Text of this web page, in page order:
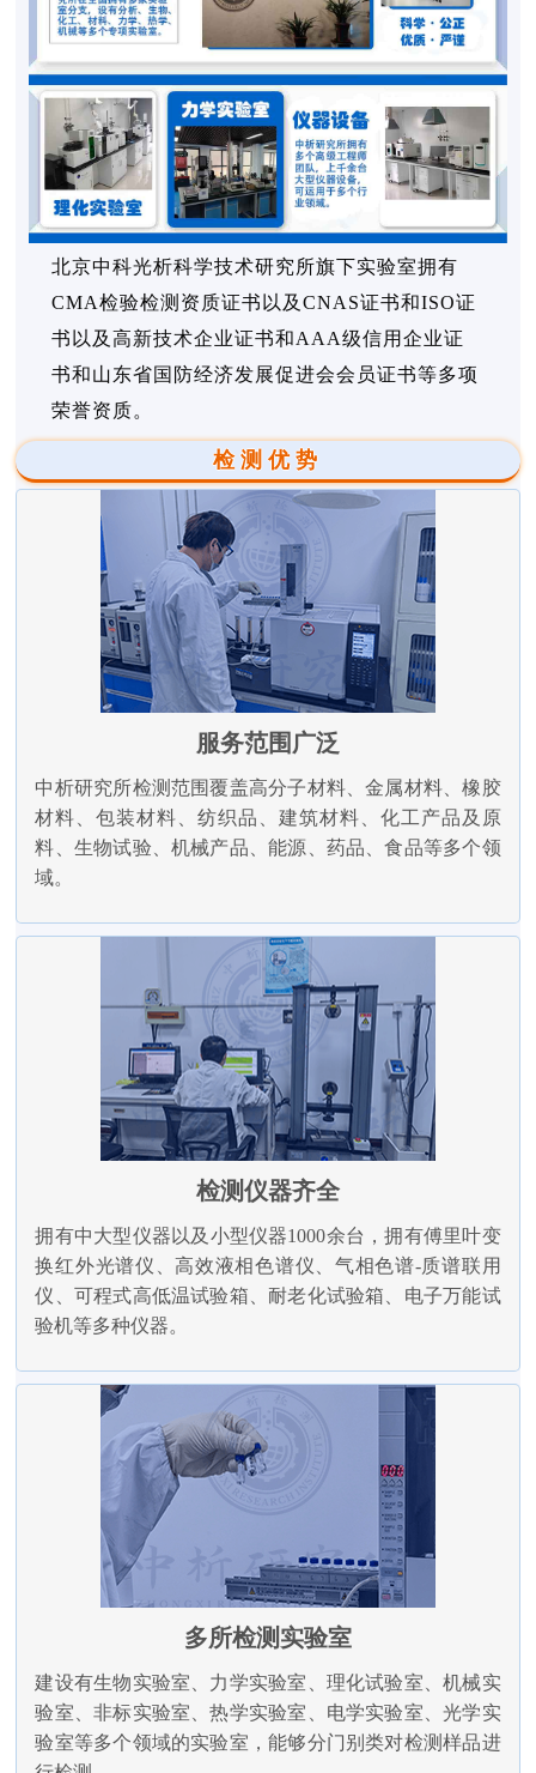
北京中科光析科学技术研究所旗下实验室拥有
CMA检验检测资质证书以及CNAS证书和ISO证
书以及高新技术企业证书和AAA级信用企业证
书和山东省国防经济发展促进会会员证书等多项
荣誉资质。
检测优势
服务范围广泛
中析研究所检测范围覆盖高分子材料、金属材料、橡胶
材料、包装材料、纺织品、建筑材料、化工产品及原
料、生物试验、机械产品、能源、药品、食品等多个领
域。
检测仪器齐全
拥有中大型仪器以及小型仪器1000余台，拥有傅里叶变
换红外光谱仪、高效液相色谱仪、气相色谱-质谱联用
仪、可程式高低温试验箱、耐老化试验箱、电子万能试
验机等多种仪器。
多所检测实验室
建设有生物实验室、力学实验室、理化试验室、机械实
验室、非标实验室、热学实验室、电学实验室、光学实
验室等多个领域的实验室，能够分门别类对检测样品进